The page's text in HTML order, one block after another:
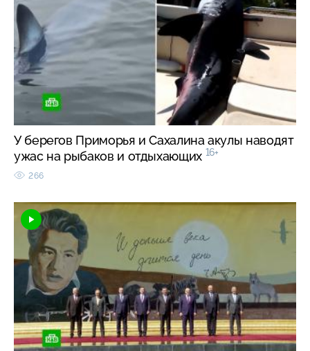
У берегов Приморья и Сахалина акулы наводят
ужас на рыбаков и отдыхающих 16+
266